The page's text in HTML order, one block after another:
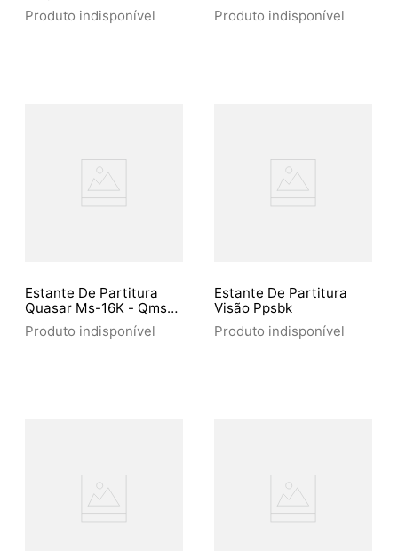
Produto indisponível
Dobrável Compacta
Com 2 Estágios (10710)
Produto indisponível
Estante De Partitura
Quasar Ms-16K - Qms-
16K Cromada
Produto indisponível
Estante De Partitura
Visão Ppsbk
Produto indisponível